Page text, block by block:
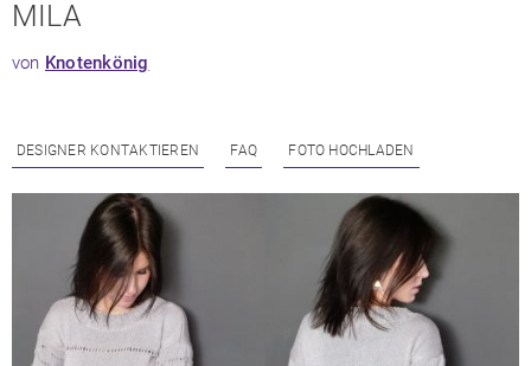
MILA
von Knotenkönig
DESIGNER KONTAKTIEREN FAQ FOTO HOCHLADEN